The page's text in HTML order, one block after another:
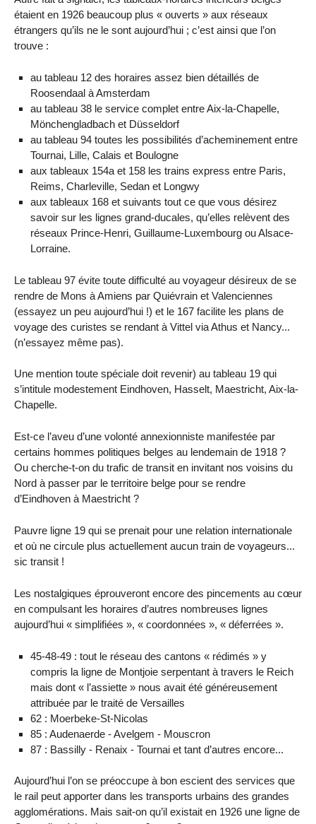
étaient en 1926 beaucoup plus « ouverts » aux réseaux
étrangers qu’ils ne le sont aujourd’hui ; c’est ainsi que l’on
trouve :
au tableau 12 des horaires assez bien détaillés de
Roosendaal à Amsterdam
au tableau 38 le service complet entre Aix-la-Chapelle,
Mönchengladbach et Düsseldorf
au tableau 94 toutes les possibilités d’acheminement entre
Tournai, Lille, Calais et Boulogne
aux tableaux 154a et 158 les trains express entre Paris,
Reims, Charleville, Sedan et Longwy
aux tableaux 168 et suivants tout ce que vous désirez
savoir sur les lignes grand-ducales, qu’elles relèvent des
réseaux Prince-Henri, Guillaume-Luxembourg ou Alsace-
Lorraine.
Le tableau 97 évite toute difficulté au voyageur désireux de se
rendre de Mons à Amiens par Quiévrain et Valenciennes
(essayez un peu aujourd’hui !) et le 167 facilite les plans de
voyage des curistes se rendant à Vittel via Athus et Nancy...
(n’essayez même pas).
Une mention toute spéciale doit revenir) au tableau 19 qui
s’intitule modestement Eindhoven, Hasselt, Maestricht, Aix-la-
Chapelle.
Est-ce l’aveu d’une volonté annexionniste manifestée par
certains hommes politiques belges au lendemain de 1918 ?
Ou cherche-t-on du trafic de transit en invitant nos voisins du
Nord à passer par le territoire belge pour se rendre
d’Eindhoven à Maestricht ?
Pauvre ligne 19 qui se prenait pour une relation internationale
et où ne circule plus actuellement aucun train de voyageurs...
sic transit !
Les nostalgiques éprouveront encore des pincements au cœur
en compulsant les horaires d’autres nombreuses lignes
aujourd’hui « simplifiées », « coordonnées », « déferrées ».
45-48-49 : tout le réseau des cantons « rédimés » y
compris la ligne de Montjoie serpentant à travers le Reich
mais dont « l’assiette » nous avait été généreusement
attribuée par le traité de Versailles
62 : Moerbeke-St-Nicolas
85 : Audenaerde - Avelgem - Mouscron
87 : Bassilly - Renaix - Tournai et tant d’autres encore...
Aujourd’hui l’on se préoccupe à bon escient des services que
le rail peut apporter dans les transports urbains des grandes
agglomérations. Mais sait-on qu’il existait en 1926 une ligne de